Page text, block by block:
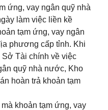
ứng, vay ngân quỹ nhà
làm việc liền kề
tạm ứng, vay ngân
phương cấp tỉnh. Khi
Tài chính về việc
quỹ nhà nước, Kho
hoàn trả khoản tạm
khoản tạm ứng, vay